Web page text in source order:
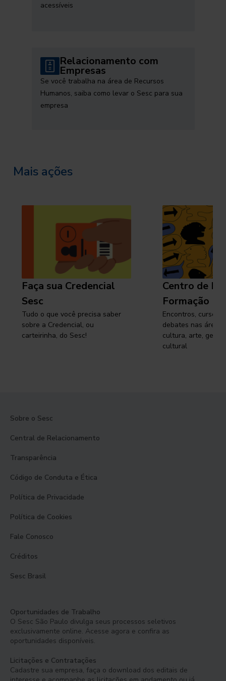
acessíveis
Relacionamento com
Empresas
Se você trabalha na área de Recursos
Humanos, saiba como levar o Sesc para sua
empresa
Mais ações
Faça sua Credencial
Sesc
Tudo o que você precisa saber
sobre a Credencial, ou
carteirinha, do Sesc!
Centro de
Formação
Encontros, cursos,
debates nas áreas
cultura, arte,
cultural
Sobre o Sesc
Central de Relacionamento
Transparência
Código de Conduta e Ética
Política de Privacidade
Política de Cookies
Fale Conosco
Créditos
Sesc Brasil
Oportunidades de Trabalho
O Sesc São Paulo divulga seus processos seletivos
exclusivamente online. Acesse agora e confira as
oportunidades disponíveis.
Licitações e Contratações
Cadastre sua empresa, faça o download dos editais de